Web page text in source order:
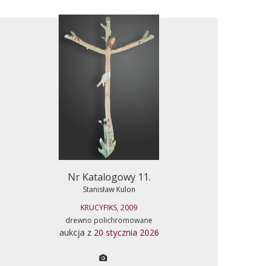
Nr Katalogowy 11.
Stanisław Kulon
KRUCYFIKS, 2009
drewno polichromowane
aukcja z 20 stycznia 2026